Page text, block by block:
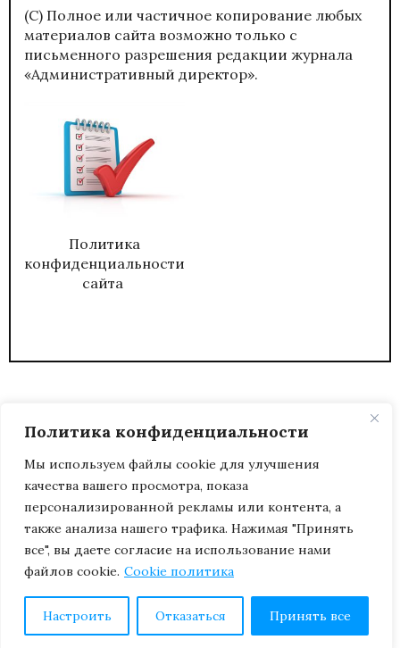
Политика конфиденциальности
Мы используем файлы cookie для улучшения
качества вашего просмотра, показа
персонализированной рекламы или контента, а
также анализа нашего трафика. Нажимая "Принять
все", вы даете согласие на использование нами
файлов cookie. Cookie политика
Настроить Отказаться Принять все
(С) Полное или частичное копирование любых
материалов сайта возможно только с
письменного разрешения редакции журнала
«Административный директор».
Политика
конфиденциальности
сайта
ДИРЕКТОР.